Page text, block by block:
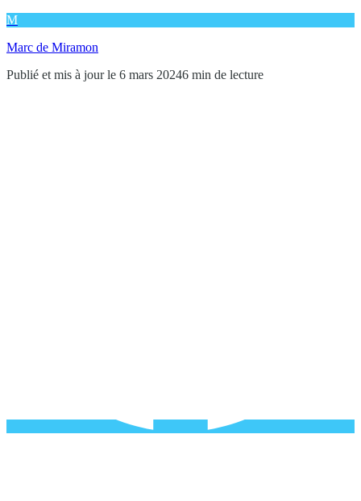
M
Marc de Miramon
Publié et mis à jour le 6 mars 20246 min de lecture